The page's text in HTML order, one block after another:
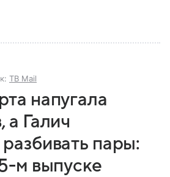
ТВ Mail
напугала
а Галич
разбивать пары:
м выпуске